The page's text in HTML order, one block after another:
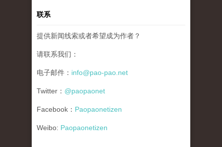
联系
提供新闻线索或者希望成为作者？
请联系我们：
电子邮件： info@pao-pao.net
Twitter： @paopaonet
Facebook： Paopaonetizen
Weibo: Paopaonetizen